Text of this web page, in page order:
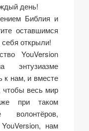
день!
Библия и
оставшимся
открыли!
YouVersion
энтузиазме
к нам, и вместе
чтобы весь мир
при таком
волонтёров,
нам